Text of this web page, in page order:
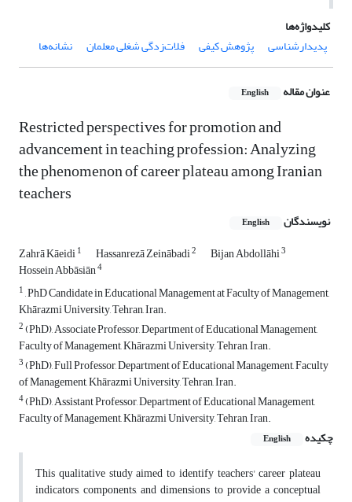
کلیدواژه‌ها
پدیدارشناسی
پژوهش کیفی فلات‌زدگی شغلی معلمان نشانه‌ها
عنوان مقاله English
Restricted perspectives for promotion and
advancement in teaching profession: Analyzing
the phenomenon of career plateau among Iranian
teachers
نویسندگان English
Zahrā Kāeidi1 Hassanrezā Zeinābadi2 Bijan Abdollāhi3
Hossein Abbāsiān4
1, PhD Candidate in Educational Management at Faculty of Management,
Khārazmi University, Tehran, Iran.
2(PhD), Associate Professor, Department of Educational Management,
Faculty of Management, Khārazmi University, Tehran, Iran.
3(PhD), Full Professor, Department of Educational Management, Faculty
of Management, Khārazmi University, Tehran, Iran.
4(PhD), Assistant Professor, Department of Educational Management,
Faculty of Management, Khārazmi University, Tehran, Iran.
چکیده
English
This qualitative study aimed to identify teachers' career plateau
indicators, components, and dimensions to provide a conceptual